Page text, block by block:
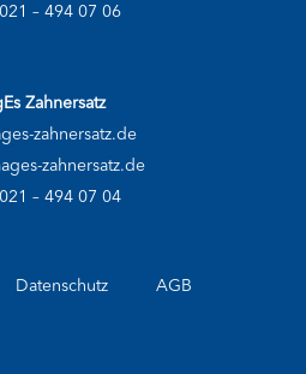
– 494 07 06
Zahnersatz
zahnersatz.de
zahnersatz.de
– 494 07 04
Datenschutz AGB